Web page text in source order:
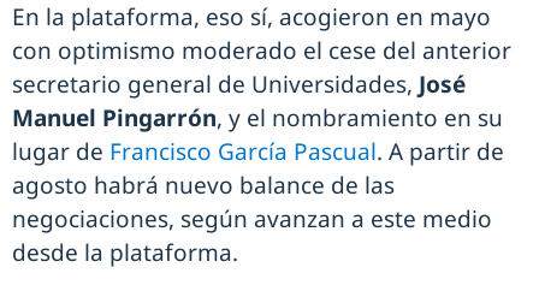
En la plataforma, eso sí, acogieron en mayo
con optimismo moderado el cese del anterior
secretario general de Universidades, José
Manuel Pingarrón, y el nombramiento en su
lugar de Francisco García Pascual. A partir de
agosto habrá nuevo balance de las
negociaciones, según avanzan a este medio
desde la plataforma.